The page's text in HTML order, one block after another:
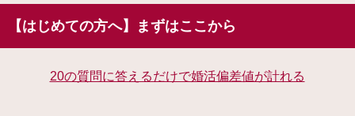
【はじめての方へ】まずはここから
20の質問に答えるだけで婚活偏差値が計れる